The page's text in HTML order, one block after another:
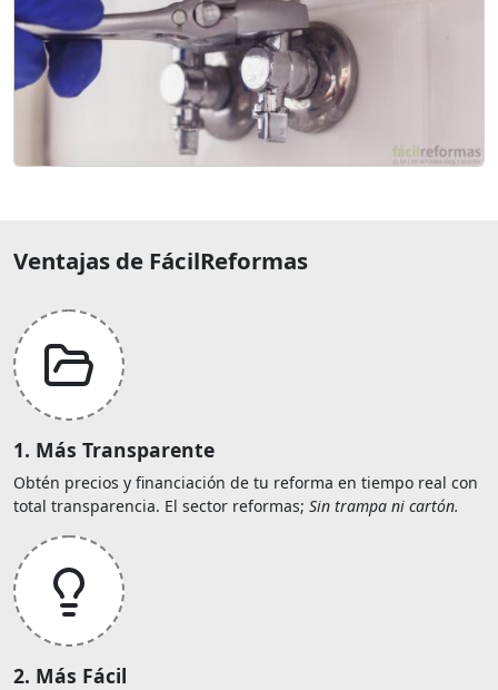
Ventajas de FácilReformas
1. Más Transparente
Obtén precios y financiación de tu reforma en tiempo real con
total transparencia. El sector reformas; Sin trampa ni cartón.
2. Más Fácil